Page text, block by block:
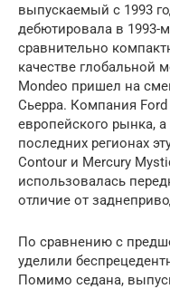
выпускаемый с 1993
дебютировала в 1993-
сравнительно
качестве глобальной
Mondeo пришел на
Сьерра. Компания
европейского рынка,
последних регионах
Contour и Mercury
использовалась
отличие от
По сравнению с
уделили
Помимо седана,